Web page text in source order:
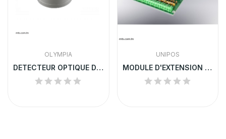
OLYMPIA
DETECTEUR OPTIQUE DE FUMEE CONVENTIONNEL
UNIPOS
MODULE D'EXTENSION UNIPOS 8 SORTIES RELAIS | 5203